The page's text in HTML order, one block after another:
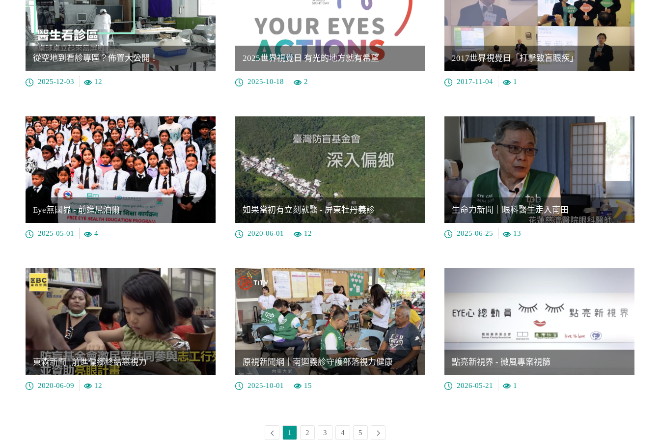
從空地到看診專區？佈置大公開！
2025-12-03 12
2025世界視覺日 有光的地方就有希望
2025-10-18 2
2017世界視覺日「打擊致盲眼疾」
2017-11-04 1
Eye無國界 - 前進尼泊爾
2025-05-01 4
如果當初有立刻就醫 - 屏東牡丹義診
2020-06-01 12
生命力新聞｜眼科醫生走入南田
2025-06-25 13
東森新聞 | 前進偏鄉終結惡視力
2020-06-09 12
原視新聞網｜南迴義診守護部落視力健康
2025-10-01 15
點亮新視界 - 微風專案視篩
2026-05-21 1
1 2 3 4 5